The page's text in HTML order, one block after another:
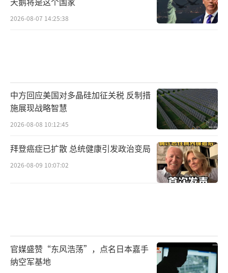
丹尼尔·夏皮罗（Daniel Shapiro）表示，美
国将继续在叙利亚东部驻军，并将采取必要措
叙利亚局势引多方关注
古特雷斯：叙利亚人民可抓住“历史性机
会”建立和平稳定未来
联合国秘书长古特雷斯8日表示，经过14年
的残酷战争和叙政府下台，叙利亚人民可以抓
住一个历史性的机会，建立一个稳定与和平的
定的，联合国秘书长叙利亚问题特使裴凯儒将
与他们合作。
2026-08-07 14:25:38
中方回应美国对多晶硅加征关税 反制措
施展现战略智慧
2026-08-08 10:12:45
拜登癌症已扩散 总统健康引发政治变局
2026-08-09 10:07:02
官媒盛赞“东风浩荡”，点名日本嘉手
纳空军基地